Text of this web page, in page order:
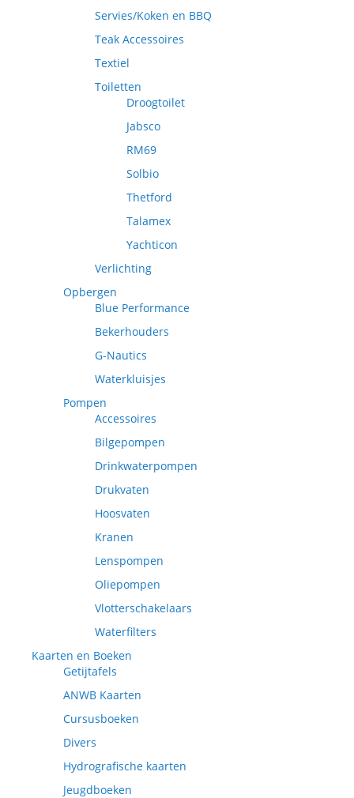
Servies/Koken en BBQ
Teak Accessoires
Textiel
Toiletten
Droogtoilet
Jabsco
RM69
Solbio
Thetford
Talamex
Yachticon
Verlichting
Opbergen
Blue Performance
Bekerhouders
G-Nautics
Waterkluisjes
Pompen
Accessoires
Bilgepompen
Drinkwaterpompen
Drukvaten
Hoosvaten
Kranen
Lenspompen
Oliepompen
Vlotterschakelaars
Waterfilters
Kaarten en Boeken
Getijtafels
ANWB Kaarten
Cursusboeken
Divers
Hydrografische kaarten
Jeugdboeken